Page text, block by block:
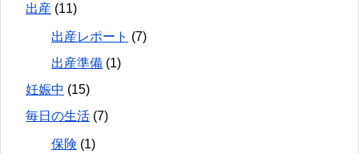
出産 (11)
出産レポート (7)
出産準備 (1)
妊娠中 (15)
毎日の生活 (7)
保険 (1)